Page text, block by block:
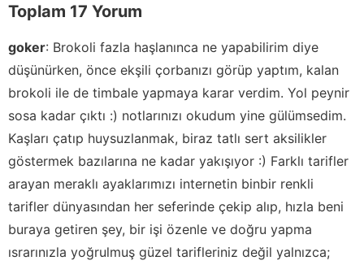
Toplam 17 Yorum
goker: Brokoli fazla haşlanınca ne yapabilirim diye
düşünürken, önce ekşili çorbanızı görüp yaptım, kalan
brokoli ile de timbale yapmaya karar verdim. Yol peynir
sosa kadar çıktı :) notlarınızı okudum yine gülümsedim.
Kaşları çatıp huysuzlanmak, biraz tatlı sert aksilikler
göstermek bazılarına ne kadar yakışıyor :) Farklı tarifler
arayan meraklı ayaklarımızı internetin binbir renkli
tarifler dünyasından her seferinde çekip alıp, hızla beni
buraya getiren şey, bir işi özenle ve doğru yapma
ısrarınızla yoğrulmuş güzel tarifleriniz değil yalnızca;